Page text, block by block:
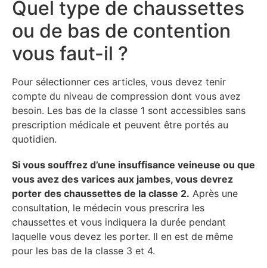
Quel type de chaussettes
ou de bas de contention
vous faut-il ?
Pour sélectionner ces articles, vous devez tenir
compte du niveau de compression dont vous avez
besoin. Les bas de la classe 1 sont accessibles sans
prescription médicale et peuvent être portés au
quotidien.
Si vous souffrez d’une insuffisance veineuse ou que
vous avez des varices aux jambes, vous devrez
porter des chaussettes de la classe 2. Après une
consultation, le médecin vous prescrira les
chaussettes et vous indiquera la durée pendant
laquelle vous devez les porter. Il en est de même
pour les bas de la classe 3 et 4.